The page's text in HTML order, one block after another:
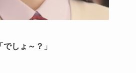
「でしょ～？」